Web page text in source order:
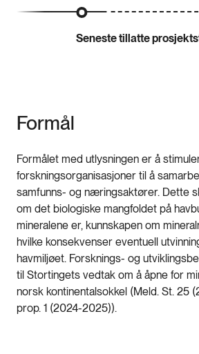
Seneste tillatte
Formål
Formålet med utlysningen er å
forskningsorganisasjoner til å
samfunns- og næringsaktører. Dette
om det biologiske mangfoldet på
mineralene er, kunnskapen om
hvilke konsekvenser eventuell
havmiljøet. Forsknings- og
til Stortingets vedtak om å åpne for
norsk kontinentalsokkel (Meld. St. 25
prop. 1 (2024-2025)).